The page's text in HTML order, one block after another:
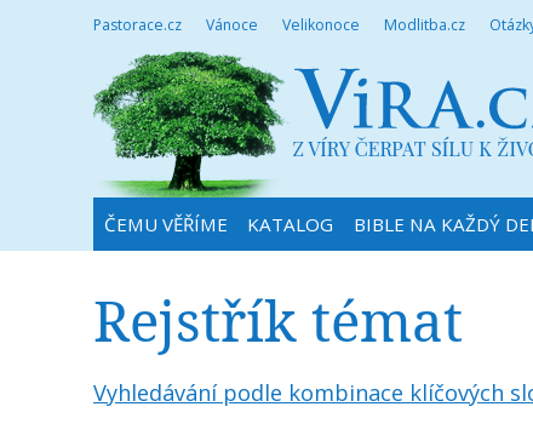
Pastorace.cz Vánoce Velikonoce Modlitba.cz
ČEMU VĚŘÍME KATALOG BIBLE NA KAŽDÝ
Rejstřík témat
Vyhledávání podle kombinace klíčových